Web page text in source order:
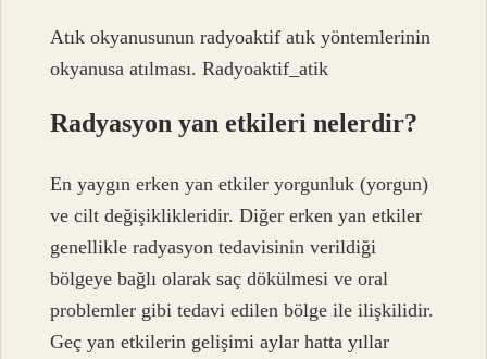
Atık okyanusunun radyoaktif atık yöntemlerinin
okyanusa atılması. Radyoaktif_atik
Radyasyon yan etkileri nelerdir?
En yaygın erken yan etkiler yorgunluk (yorgun)
ve cilt değişiklikleridir. Diğer erken yan etkiler
genellikle radyasyon tedavisinin verildiği
bölgeye bağlı olarak saç dökülmesi ve oral
problemler gibi tedavi edilen bölge ile ilişkilidir.
Geç yan etkilerin gelişimi aylar hatta yıllar